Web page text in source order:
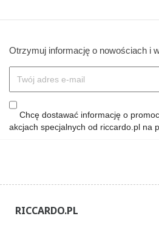
Otrzymuj informację o nowościach i
Chcę dostawać informację o
akcjach specjalnych od riccardo.pl na
RICCARDO.PL